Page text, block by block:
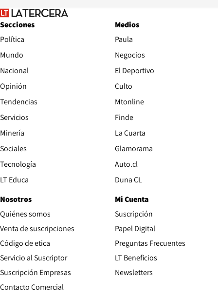
Secciones
Política
Mundo
Nacional
Opinión
Tendencias
Servicios
Minería
Sociales
Tecnología
LT Educa
Medios
Paula
Negocios
El Deportivo
Culto
Mtonline
Finde
La Cuarta
Glamorama
Auto.cl
Duna CL
Nosotros
Quiénes somos
Venta de suscripciones
Código de etica Opens in new window
Servicio al Suscriptor
Suscripción Empresas
Contacto Comercial
Mi Cuenta
Suscripción
Papel Digital
Preguntas Frecuentes
LT Beneficios
Newsletters